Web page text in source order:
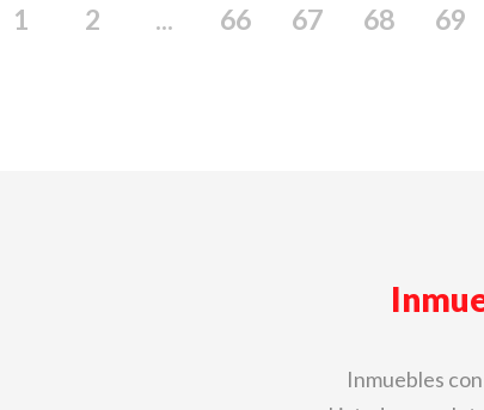
1 2 ... 66 67 68 69
Inmuebles